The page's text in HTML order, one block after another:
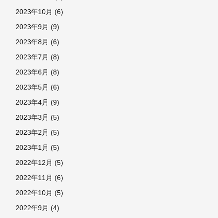
2023年10月 (6)
2023年9月 (9)
2023年8月 (6)
2023年7月 (8)
2023年6月 (8)
2023年5月 (6)
2023年4月 (9)
2023年3月 (5)
2023年2月 (5)
2023年1月 (5)
2022年12月 (5)
2022年11月 (6)
2022年10月 (5)
2022年9月 (4)